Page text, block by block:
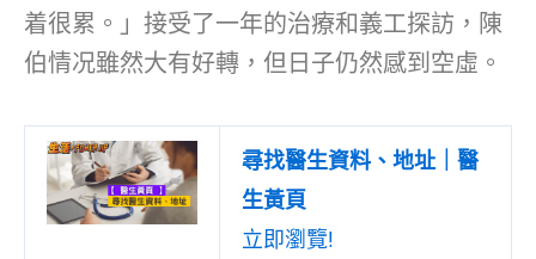
着很累。」接受了一年的治療和義工探訪，陳
伯情况雖然大有好轉，但日子仍然感到空虛。
尋找醫生資料、地址｜醫
生黃頁
立即瀏覽!